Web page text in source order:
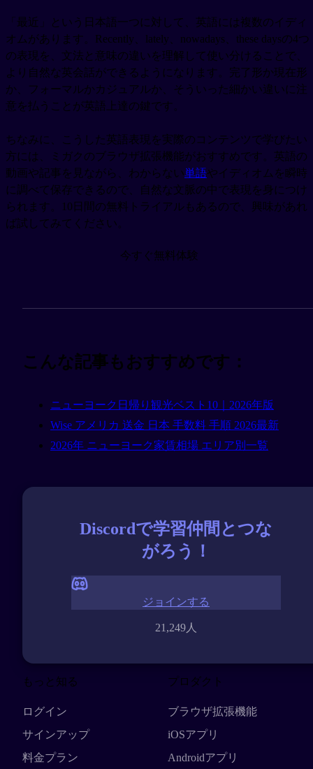
「最近」という日本語一つに対して、英語には複数のイディ
オムがあります。Recently、lately、nowadays、these daysの4つ
の表現を、文法と意味の違いを理解して使い分けることで、
より自然な英会話ができるようになります。完了形か現在形
か、フォーマルかカジュアルか、そういった細かい違いに注
意を払うことが英語上達の鍵です。
ちなみに、こうした英語表現を実際のコンテンツで学びたい
方には、ミガクのブラウザ拡張機能がおすすめです。英語の
動画や記事を見ながら、わからない単語やイディオムを瞬時
に調べて保存できるので、自然な文脈の中で表現を身につけ
られます。10日間の無料トライアルもあるので、興味があれ
ば試してみてください。
今すぐ無料体験
こんな記事もおすすめです：
ニューヨーク日帰り観光ベスト10｜2026年版
Wise アメリカ 送金 日本 手数料 手順 2026最新
2026年 ニューヨーク家賃相場 エリア別一覧
Discordで学習仲間とつな
がろう！
21,249人
ジョインする
もっと知る
ログイン
サインアップ
料金プラン
プロダクト
ブラウザ拡張機能
iOSアプリ
Androidアプリ